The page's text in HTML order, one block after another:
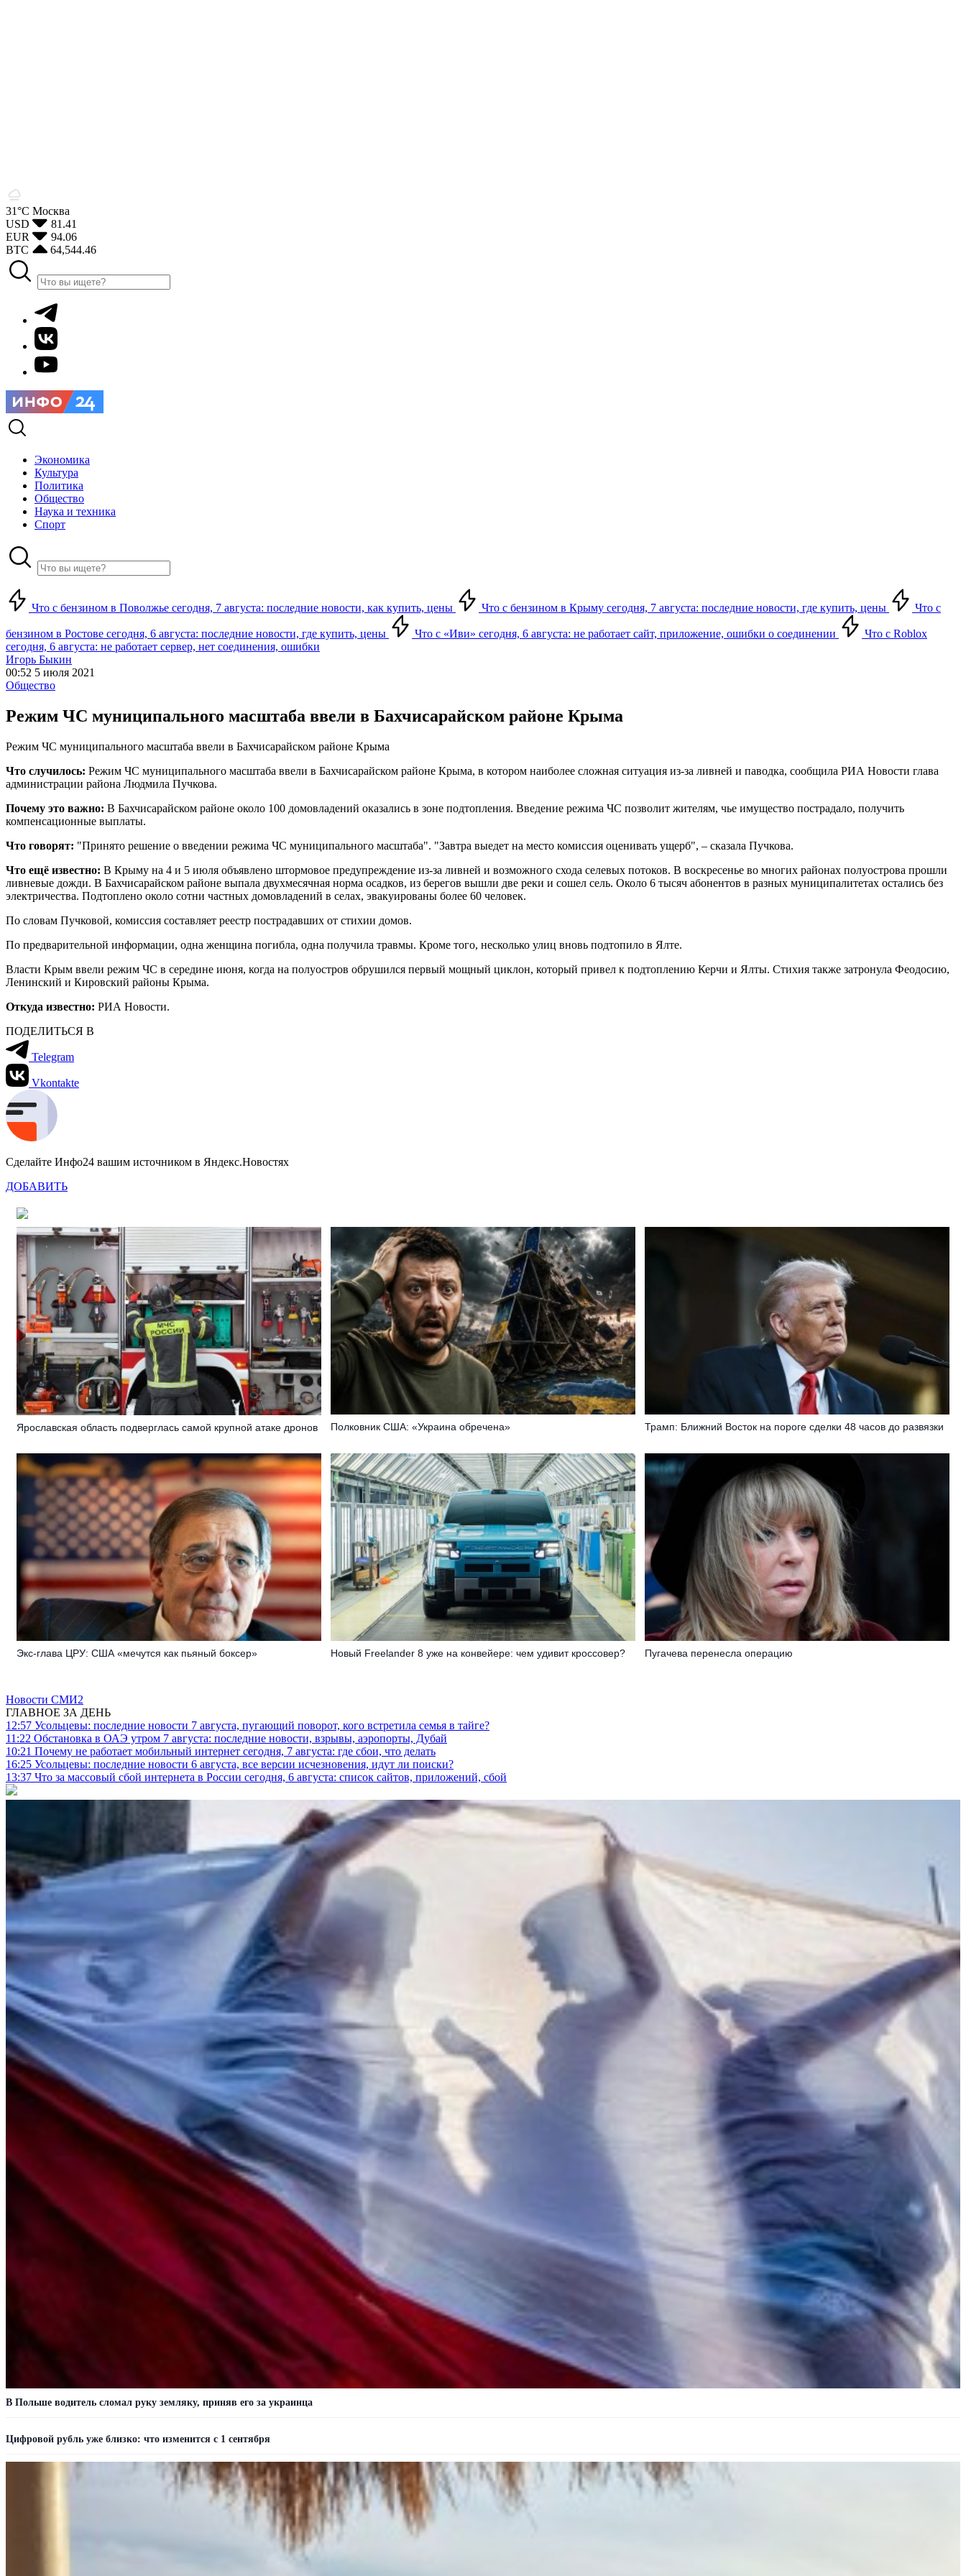
31°С Москва
USD
81.41
EUR
94.06
BTC
64,544.46
Экономика
Культура
Политика
Общество
Наука и техника
Спорт
Что с бензином в Поволжье сегодня, 7 августа: последние новости, как купить, цены Что с бензином в Крыму сегодня, 7 августа: последние новости, где купить, цены Что с
бензином в Ростове сегодня, 6 августа: последние новости, где купить, цены Что с «Иви» сегодня, 6 августа: не работает сайт, приложение, ошибки о соединении
Что с Roblox
сегодня, 6 августа: не работает сервер, нет соединения, ошибки
Игорь Быкин
00:52 5 июля 2021
Общество
Режим ЧС муниципального масштаба ввели в Бахчисарайском районе Крыма
Режим ЧС муниципального масштаба ввели в Бахчисарайском районе Крыма
Что случилось: Режим ЧС муниципального масштаба ввели в Бахчисарайском районе Крыма, в котором наиболее сложная ситуация из-за ливней и паводка, сообщила РИА Новости глава
администрации района Людмила Пучкова.
Почему это важно: В Бахчисарайском районе около 100 домовладений оказались в зоне подтопления. Введение режима ЧС позволит жителям, чье имущество пострадало, получить
компенсационные выплаты.
Что говорят: "Принято решение о введении режима ЧС муниципального масштаба". "Завтра выедет на место комиссия оценивать ущерб", – сказала Пучкова.
Что ещё известно: В Крыму на 4 и 5 июля объявлено штормовое предупреждение из-за ливней и возможного схода селевых потоков. В воскресенье во многих районах полуострова прошли
ливневые дожди. В Бахчисарайском районе выпала двухмесячная норма осадков, из берегов вышли две реки и сошел сель. Около 6 тысяч абонентов в разных муниципалитетах остались без
электричества. Подтоплено около сотни частных домовладений в селах, эвакуированы более 60 человек.
По словам Пучковой, комиссия составляет реестр пострадавших от стихии домов.
По предварительной информации, одна женщина погибла, одна получила травмы. Кроме того, несколько улиц вновь подтопило в Ялте.
Власти Крым ввели режим ЧС в середине июня, когда на полуостров обрушился первый мощный циклон, который привел к подтоплению Керчи и Ялты. Стихия также затронула Феодосию,
Ленинский и Кировский районы Крыма.
Откуда известно: РИА Новости.
ПОДЕЛИТЬСЯ В
Telegram
Vkontakte
Сделайте Инфо24 вашим источником в Яндекс.Новостях
ДОБАВИТЬ
Ярославская область подверглась самой крупной атаке дронов Полковник США: «Украина обречена» Трамп: Ближний Восток на пороге сделки 48 часов до развязки
Экс-глава ЦРУ: США «мечутся как пьяный боксер» Новый Freelander 8 уже на конвейере: чем удивит кроссовер? Пугачева перенесла операцию
Новости СМИ2
ГЛАВНОЕ ЗА ДЕНЬ
12:57 Усольцевы: последние новости 7 августа, пугающий поворот, кого встретила семья в тайге?
11:22 Обстановка в ОАЭ утром 7 августа: последние новости, взрывы, аэропорты, Дубай
10:21 Почему не работает мобильный интернет сегодня, 7 августа: где сбои, что делать
16:25 Усольцевы: последние новости 6 августа, все версии исчезновения, идут ли поиски?
13:37 Что за массовый сбой интернета в России сегодня, 6 августа: список сайтов, приложений, сбой
В Польше водитель сломал руку земляку, приняв его за украинца
Цифровой рубль уже близко: что изменится с 1 сентября